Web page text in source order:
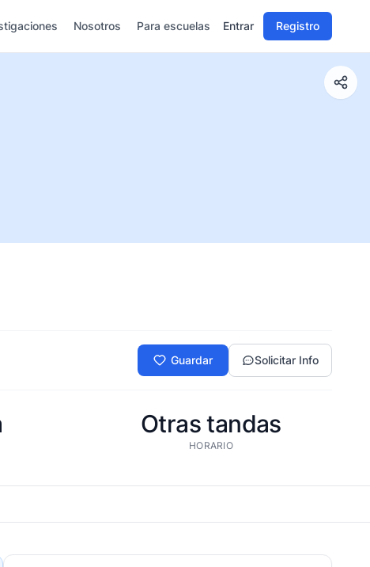
Nosotros Para escuelas Entrar Registro
Guardar Solicitar Info
Otras tandas
HORARIO